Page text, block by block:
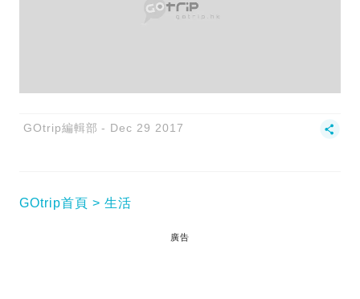
GOtrip編輯部 Dec 29 2017
GOtrip首頁 生活
廣告